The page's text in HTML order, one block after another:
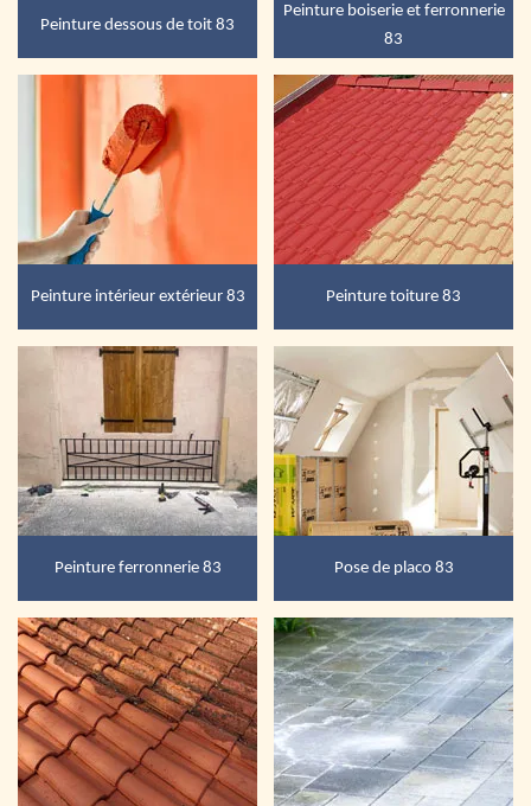
Peinture dessous de toit 83
Peinture boiserie et ferronnerie
83
Peinture intérieur extérieur 83 Peinture toiture 83
Peinture ferronnerie 83 Pose de placo 83